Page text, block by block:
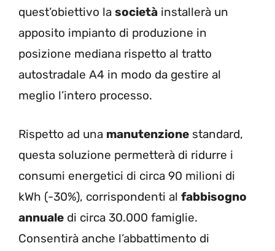
quest’obiettivo la società installerà un
apposito impianto di produzione in
posizione mediana rispetto al tratto
autostradale A4 in modo da gestire al
meglio l’intero processo.
Rispetto ad una manutenzione standard,
questa soluzione permetterà di ridurre i
consumi energetici di circa 90 milioni di
kWh (-30%), corrispondenti al fabbisogno
annuale di circa 30.000 famiglie.
Consentirà anche l’abbattimento di